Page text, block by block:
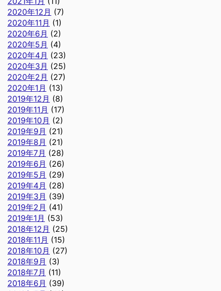
2020年12月 (7)
2020年11月 (1)
2020年6月 (2)
2020年5月 (4)
2020年4月 (23)
2020年3月 (25)
2020年2月 (27)
2020年1月 (13)
2019年12月 (8)
2019年11月 (17)
2019年10月 (2)
2019年9月 (21)
2019年8月 (21)
2019年7月 (28)
2019年6月 (26)
2019年5月 (29)
2019年4月 (28)
2019年3月 (39)
2019年2月 (41)
2019年1月 (53)
2018年12月 (25)
2018年11月 (15)
2018年10月 (27)
2018年9月 (3)
2018年7月 (11)
2018年6月 (39)